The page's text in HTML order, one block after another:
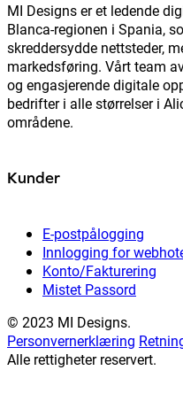
MI Designs er et ledende
Blanca-regionen i Spania,
skreddersydde nettsteder,
markedsføring. Vårt team
og engasjerende digitale
bedrifter i alle størrelser i
områdene.
Kunder
E-postpålogging
Innlogging for
Konto/Fakturering
Mistet Passord
© 2023 MI Designs.
Personvernerklæring
Alle rettigheter reservert.